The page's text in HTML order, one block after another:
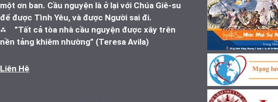
một ơn ban. Cầu nguyện là ở lại với Chúa Giê-su
để được Tình Yêu, và được Người sai đi.
⁂ ”Tất cả tòa nhà cầu nguyện được xây trên
nền tảng khiêm nhường” (Teresa Avila)
Liên Hệ